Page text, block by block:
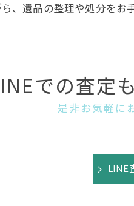
、遺品の整理や処分をお
での査定
是非お気軽に
LINE